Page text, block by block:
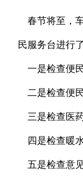
春节将至，
民服务台进行
一是检查便
二是检查便
三是检查医
四是检查暖
五是检查意